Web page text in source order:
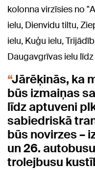
kolonna virzīsies no
ielu, Dienvidu tiltu,
ielu, Kuģu ielu,
Daugavgrīvas ielu
Jārēķinās, ka
būs izmaiņas
līdz aptuveni
sabiedriskā
būs novirzes –
un 26.
trolejbusu